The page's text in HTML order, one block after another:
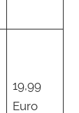
19,99
Euro